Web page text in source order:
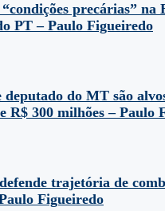
precárias” na
PT – Paulo Figueiredo
deputado do MT são
R$ 300 milhões – Paulo
trajetória de
Figueiredo